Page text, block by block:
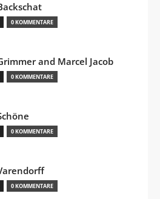
0 KOMMENTARE
and Marcel Jacob
0 KOMMENTARE
0 KOMMENTARE
0 KOMMENTARE